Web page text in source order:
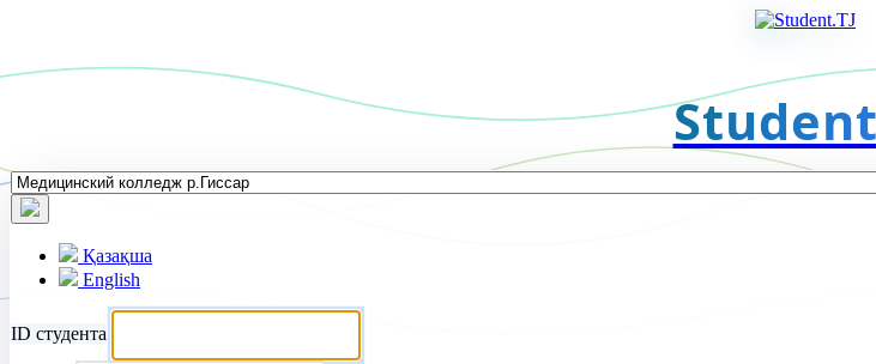
Student
Қазақша
English
ID студента